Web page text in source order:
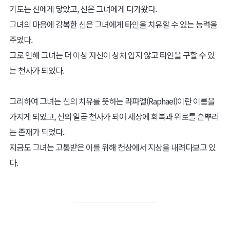
기도는 신에게 닿았고, 신은 그녀에게 다가왔다.
그녀의 마음에 감복한 신은 그녀에게 타인을 치유할 수 있는 능력을
주었다.
그로 인해 그녀는 더 이상 자신이 상처 입지 않고 타인을 구할 수 있
는 천사가 되었다.
그리하여 그녀는 신의 치유를 뜻하는 라파엘(Raphael)이란 이름을
가지게 되었고, 신의 일곱 천사가 되어 세상에 회복과 위로를 흩뿌리
는 존재가 되었다.
지금도 그녀는 고통받은 이를 위해 천상에서 지상을 내려다보고 있
다.